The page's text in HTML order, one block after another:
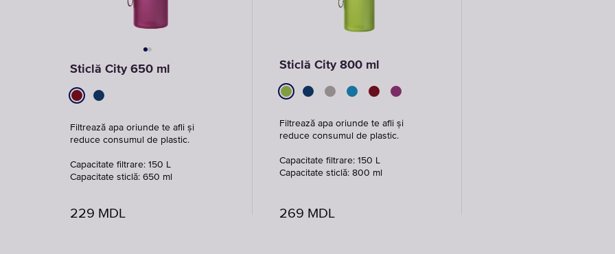
Sticlă City 650 ml
Filtrează apa oriunde te afli și
reduce consumul de plastic.
Capacitate filtrare: 150 L
Capacitate sticlă: 650 ml
229 MDL
Sticlă City 800 ml
Filtrează apa oriunde te afli și
reduce consumul de plastic.
Capacitate filtrare: 150 L
Capacitate sticlă: 800 ml
269 MDL